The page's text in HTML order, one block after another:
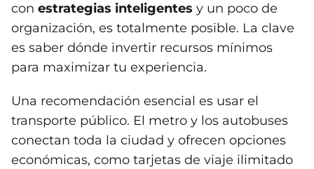
con estrategias inteligentes y un poco de
organización, es totalmente posible. La clave
es saber dónde invertir recursos mínimos
para maximizar tu experiencia.
Una recomendación esencial es usar el
transporte público. El metro y los autobuses
conectan toda la ciudad y ofrecen opciones
económicas, como tarjetas de viaje ilimitado